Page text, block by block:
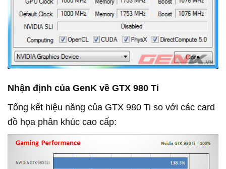
Nhận định của GenK về GTX 980 Ti
Tổng kết hiệu năng của GTX 980 Ti so với các card
đồ họa phân khúc cao cấp: